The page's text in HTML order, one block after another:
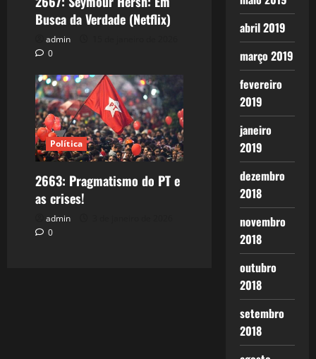
Busca da Verdade (Netflix)
admin
0
Política
2663: Pragmatismo do PT e
as crises!
admin
0
abril 2019
março 2019
fevereiro
2019
janeiro
2019
dezembro
2018
novembro
2018
outubro
2018
setembro
2018